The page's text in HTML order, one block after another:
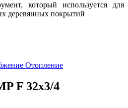
который используется для
деревянных покрытий
Отопление
F 32x3/4